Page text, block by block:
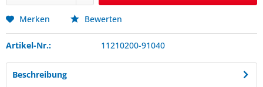
Merken Bewerten
Artikel-Nr.: 11210200-91040
Beschreibung